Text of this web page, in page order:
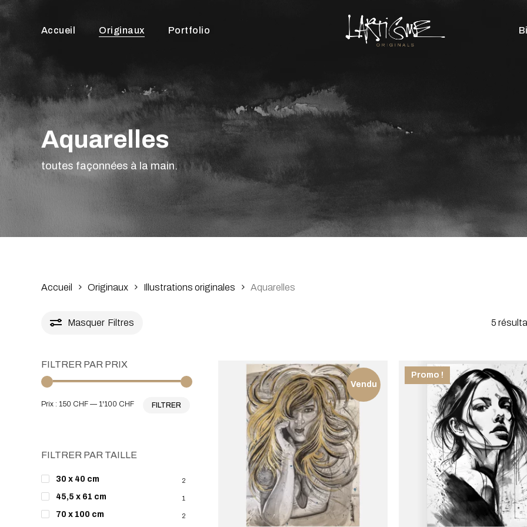
Skip
main
content
Accueil Originaux Portfolio
Aquarelles
toutes façonnées à la main.
Accueil Originaux Illustrations originales Aquarelles
Masquer Filtres 5
FILTRER PAR PRIX
FILTRER
Prix : 150 CHF — 1'100 CHF
FILTRER PAR TAILLE
30 x 40 cm 2
45,5 x 61 cm 1
70 x 100 cm 2
Vendu
Promo !